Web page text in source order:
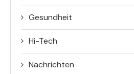
Gesundheit
Hi-Tech
Nachrichten